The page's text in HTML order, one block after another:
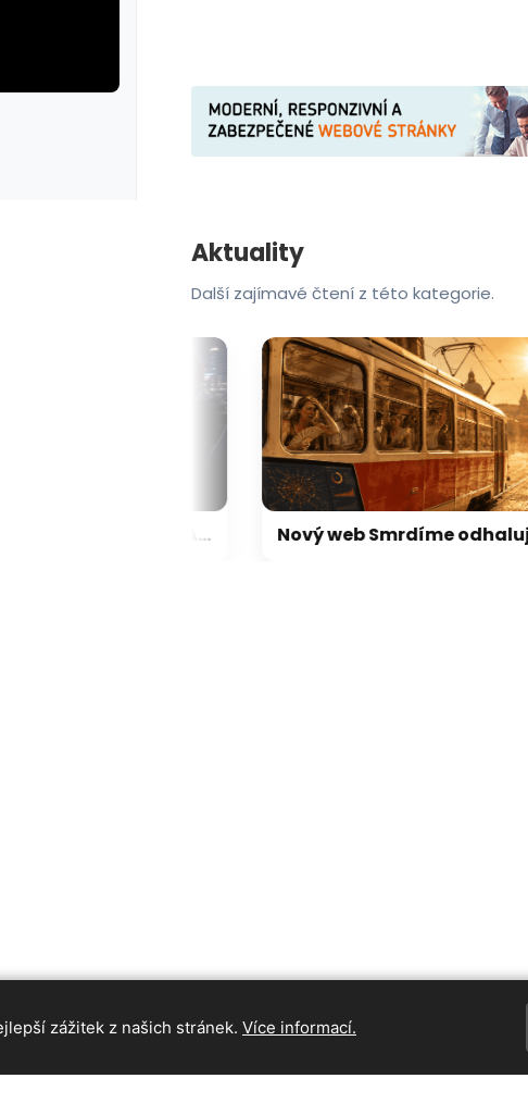
galerie: cviky
Aktuality
Další zajímavé čtení z této kategorie.
Nový web Smrdíme odhaluje ostudu pražské MHD. V reálném čase počítá tramvaje bez klimatizace
zážitek z našich stránek. Více informací.